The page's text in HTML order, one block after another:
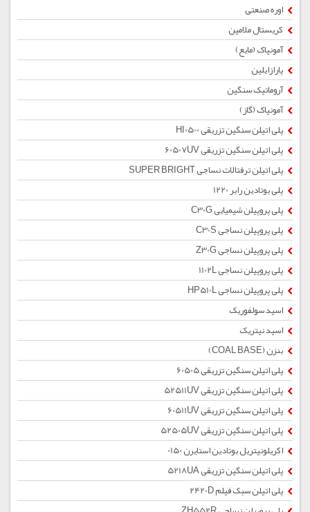
اوره صنعتی
کریستال ملامین
آمونیاک (مایع)
پارازایلین
آروماتیک سنگین
آمونیاک (گاز)
پلی اتیلن سنگین تزریقی HI0500
پلی اتیلن سنگین تزریقی 60507UV
پلی اتیلن ترفتالات نساجی SUPER BRIGHT
پلی بوتادین رابر 1220
پلی پروپیلن شیمیایی C30G
پلی پروپیلن نساجی C30S
پلی پروپیلن نساجی Z30G
پلی پروپیلن نساجی 1102L
پلی پروپیلن نساجی HP510L
اسید سولفوریک
اسید نیتریک
بنزن (COAL BASE)
پلی اتیلن سنگین تزریقی 60505
پلی اتیلن سنگین تزریقی 52511UV
پلی اتیلن سنگین تزریقی 60511UV
پلی اتیلن سنگین تزریقی 52505UV
اکریلونیتریل بوتادین استایرن 0150
پلی اتیلن سنگین تزریقی 5218UA
پلی اتیلن سبک فیلم 2420D